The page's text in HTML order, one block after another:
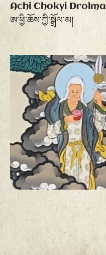
Achi Chokyi Drolma
ཨ་ཕྱི་ཆོས་ཀྱི་སྒྲོལ་མ།